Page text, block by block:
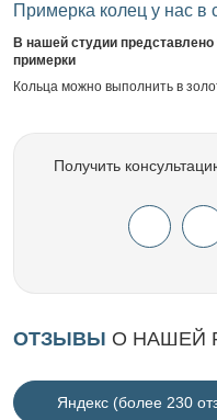
Примерка колец у нас в
В нашей студии
примерки
Кольца можно выполнить в
Получить
ОТЗЫВЫ О НАШЕЙ
Яндекс (более 230